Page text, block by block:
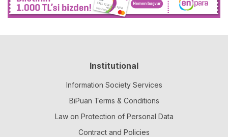
Institutional
Information Society Services
BiPuan Terms & Conditions
Law on Protection of Personal Data
Contract and Policies